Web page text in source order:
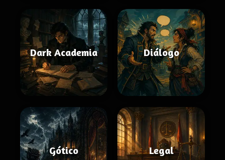
Dark Academia Diálogo
Gótico Legal